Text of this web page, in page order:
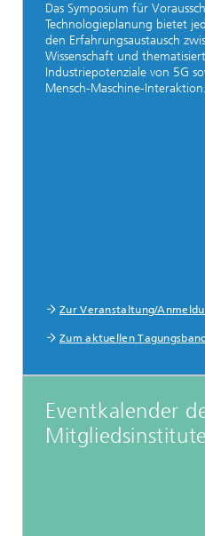
Das Symposium für
Technologieplanung bietet
den Erfahrungsaustausch
Wissenschaft und
Industriepotenziale von 5G
Mensch-Maschine-Interaktion.
Zur Veranstaltung/
Zum aktuellen Tagungsband
Eventkalender
Mitgliedsinstitute